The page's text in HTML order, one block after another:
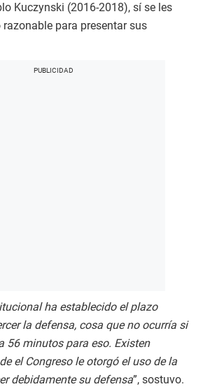
Kuczynski (2016-2018), sí se les
para presentar sus
ha establecido el plazo
la defensa, cosa que no ocurría si
56 minutos para eso. Existen
el Congreso le otorgó el uso de la
debidamente su defensa”, sostuvo.